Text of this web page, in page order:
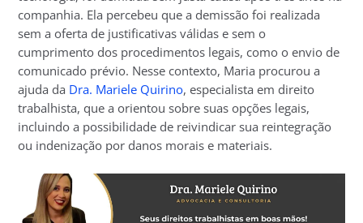
companhia. Ela percebeu que a demissão foi realizada
sem a oferta de justificativas válidas e sem o
cumprimento dos procedimentos legais, como o envio de
comunicado prévio. Nesse contexto, Maria procurou a
ajuda da Dra. Mariele Quirino, especialista em direito
trabalhista, que a orientou sobre suas opções legais,
incluindo a possibilidade de reivindicar sua reintegração
ou indenização por danos morais e materiais.